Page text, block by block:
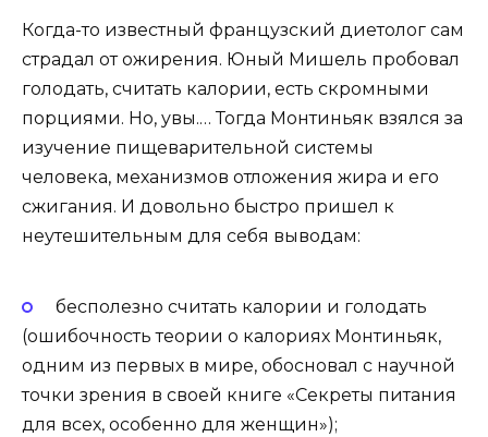
Когда-то известный французский диетолог сам
страдал от ожирения. Юный Мишель пробовал
голодать, считать калории, есть скромными
порциями. Но, увы.… Тогда Монтиньяк взялся за
изучение пищеварительной системы
человека, механизмов отложения жира и его
сжигания. И довольно быстро пришел к
неутешительным для себя выводам:
бесполезно считать калории и голодать
(ошибочность теории о калориях Монтиньяк,
одним из первых в мире, обосновал с научной
точки зрения в своей книге «Секреты питания
для всех, особенно для женщин»);